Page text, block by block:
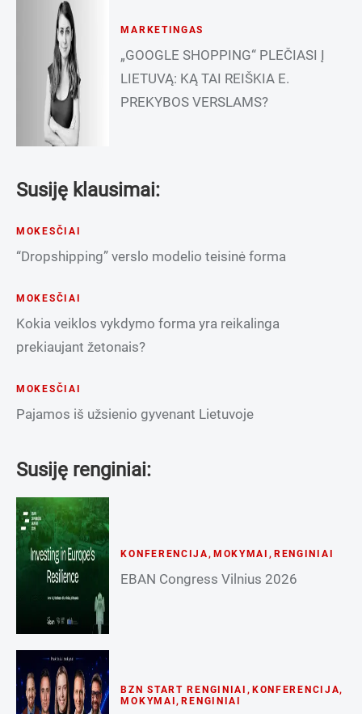
MARKETINGAS
„GOOGLE SHOPPING“ PLEČIASI Į
LIETUVĄ: KĄ TAI REIŠKIA E.
PREKYBOS VERSLAMS?
Susiję klausimai:
MOKESČIAI
“Dropshipping” verslo modelio teisinė forma
MOKESČIAI
Kokia veiklos vykdymo forma yra reikalinga
prekiaujant žetonais?
MOKESČIAI
Pajamos iš užsienio gyvenant Lietuvoje
Susiję renginiai:
KONFERENCIJA , MOKYMAI , RENGINIAI
EBAN Congress Vilnius 2026
BZN START RENGINIAI , KONFERENCIJA,
MOKYMAI, RENGINIAI